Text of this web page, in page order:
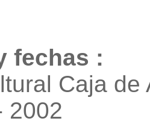
fechas :
Caja de
2002